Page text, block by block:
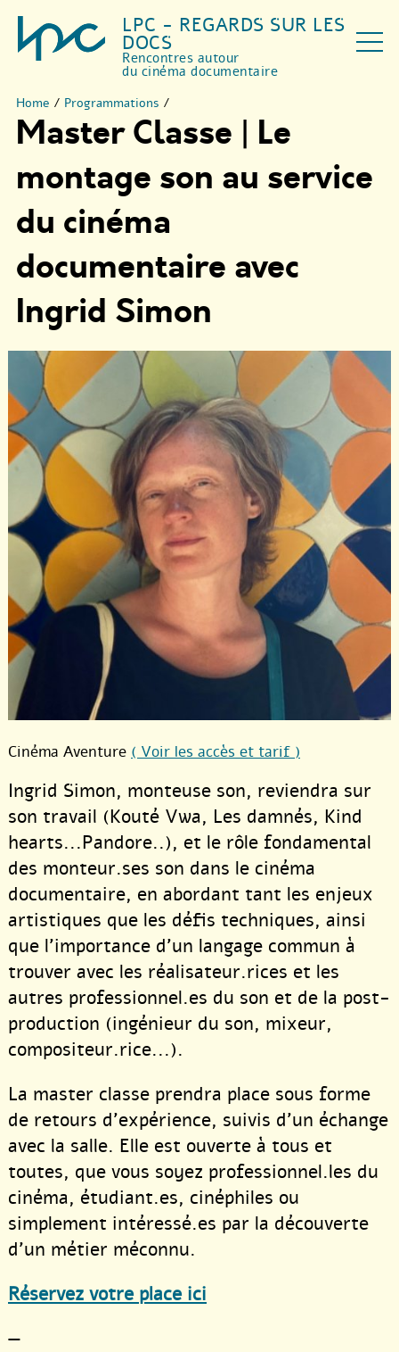
LPC - REGARDS SUR LES
DOCS
Rencontres autour
du cinéma documentaire
Home / Programmations /
Master Classe | Le
montage son au service
du cinéma
documentaire avec
Ingrid Simon
Cinéma Aventure ( Voir les accès et tarif )
Ingrid Simon, monteuse son, reviendra sur
son travail (Kouté Vwa, Les damnés, Kind
hearts...Pandore..), et le rôle fondamental
des monteur.ses son dans le cinéma
documentaire, en abordant tant les enjeux
artistiques que les défis techniques, ainsi
que l’importance d’un langage commun à
trouver avec les réalisateur.rices et les
autres professionnel.es du son et de la post-
production (ingénieur du son, mixeur,
compositeur.rice...).
La master classe prendra place sous forme
de retours d’expérience, suivis d’un échange
avec la salle. Elle est ouverte à tous et
toutes, que vous soyez professionnel.les du
cinéma, étudiant.es, cinéphiles ou
simplement intéressé.es par la découverte
d’un métier méconnu.
Réservez votre place ici
—